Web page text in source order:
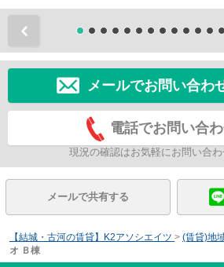
メールでお問い合わ
電話でお問い合
現況の確認はお気軽にお問い合わ
メールで共有する
【結城・古河の賃貸】K2アソシエイツ > (賃貸)地
オ Ｂ棟